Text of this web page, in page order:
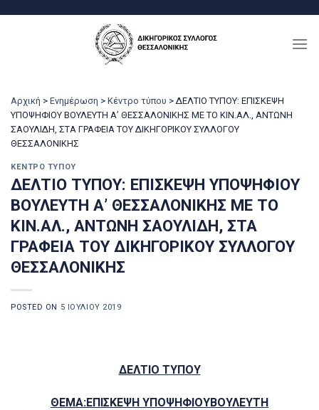
Αρχική > Ενημέρωση > Κέντρο τύπου > ΔΕΛΤΙΟ ΤΥΠΟΥ: ΕΠΙΣΚΕΨΗ
ΥΠΟΨΗΦΙΟΥ ΒΟΥΛΕΥΤΗ Α’ ΘΕΣΣΑΛΟΝΙΚΗΣ ΜΕ ΤΟ ΚΙΝ.ΑΛ., ΑΝΤΩΝΗ
ΣΑΟΥΛΙΔΗ, ΣΤΑ ΓΡΑΦΕΙΑ ΤΟΥ ΔΙΚΗΓΟΡΙΚΟΥ ΣΥΛΛΟΓΟΥ
ΘΕΣΣΑΛΟΝΙΚΗΣ
ΚΈΝΤΡΟ ΤΎΠΟΥ
ΔΕΛΤΙΟ ΤΥΠΟΥ: ΕΠΙΣΚΕΨΗ ΥΠΟΨΗΦΙΟΥ
ΒΟΥΛΕΥΤΗ Α’ ΘΕΣΣΑΛΟΝΙΚΗΣ ΜΕ ΤΟ
ΚΙΝ.ΑΛ., ΑΝΤΩΝΗ ΣΑΟΥΛΙΔΗ, ΣΤΑ
ΓΡΑΦΕΙΑ ΤΟΥ ΔΙΚΗΓΟΡΙΚΟΥ ΣΥΛΛΟΓΟΥ
ΘΕΣΣΑΛΟΝΙΚΗΣ
POSTED ON 5 ΙΟΥΛΊΟΥ 2019
ΔΕΛΤΙΟ ΤΥΠΟΥ
ΘΕΜΑ:ΕΠΙΣΚΕΨΗ ΥΠΟΨΗΦΙΟΥΒΟΥΛΕΥΤΗ